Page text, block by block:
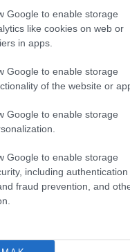
Google to enable storage
like cookies on web or
in apps.
Google to enable storage
of the website or
Google to enable storage
Google to enable storage
including authentication
fraud prevention, and
Galatasaray’ın usta
oynamaya devam
potansiyeline sahip.
Djiku / vs
geçmek
seçim olan Djiku’yu